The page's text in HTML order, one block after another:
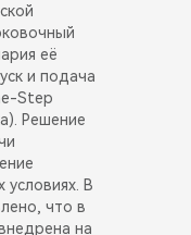
её
и подача
Step
Решение
условиях. В
что в
на